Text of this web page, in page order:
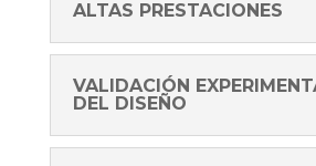
ALTAS PRESTACIONES
VALIDACIÓN
DEL DISEÑO